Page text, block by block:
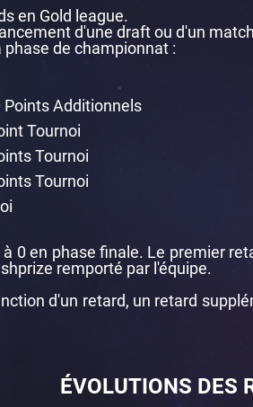
en Gold league.
d'une draft ou d'un
de championnat :
Points Additionnels
Tournoi
Tournoi
Tournoi
0 en phase finale. Le premier
remporté par l'équipe.
d'un retard, un retard
ÉVOLUTIONS DES